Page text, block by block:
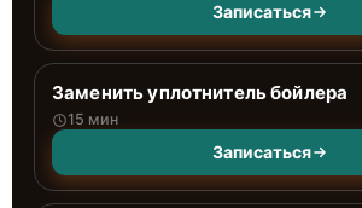
Записаться
Заменить уплотнитель бойлера
15 мин
Записаться